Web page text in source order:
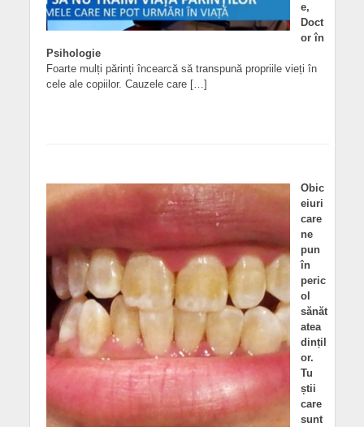
e,
Doct
or în
Psihologie
Foarte mulți părinți încearcă să transpună propriile vieți în
cele ale copiilor. Cauzele care […]
Obic
eiuri
care
ne
pun
în
peric
ol
sănăt
atea
dințil
or.
Tu
știi
care
sunt